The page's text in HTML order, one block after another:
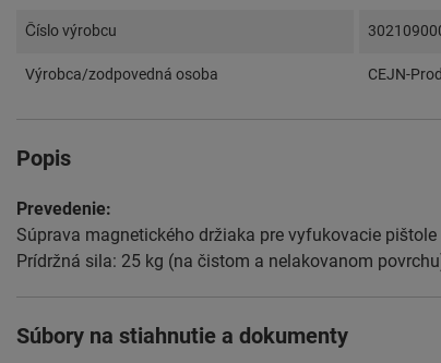
Číslo výrobcu
Výrobca/zodpovedná osoba CEJN-
Popis
Prevedenie:
Súprava magnetického držiaka pre vyfukovacie
Prídržná sila: 25 kg (na čistom a nelakovanom
Súbory na stiahnutie a dokumenty